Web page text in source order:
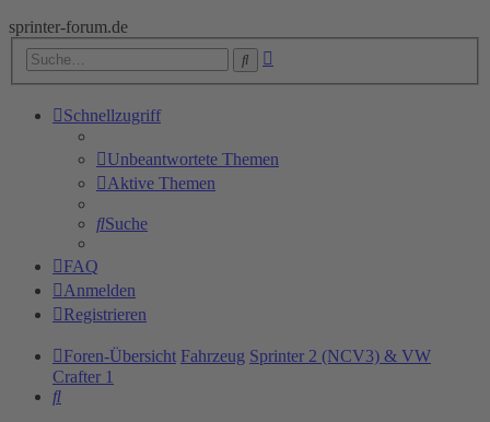
sprinter-forum.de
Suche
Schnellzugriff
Unbeantwortete Themen
Aktive Themen
Suche
FAQ
Anmelden
Registrieren
Foren-Übersicht Fahrzeug Sprinter 2 (NCV3) & VW
Crafter 1
Suche